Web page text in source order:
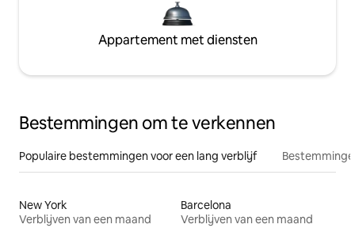
Appartement met diensten
Bestemmingen om te verkennen
Populaire bestemmingen voor een lang verblijf
New York
Verblijven van een maand
Barcelona
Verblijven van een maand